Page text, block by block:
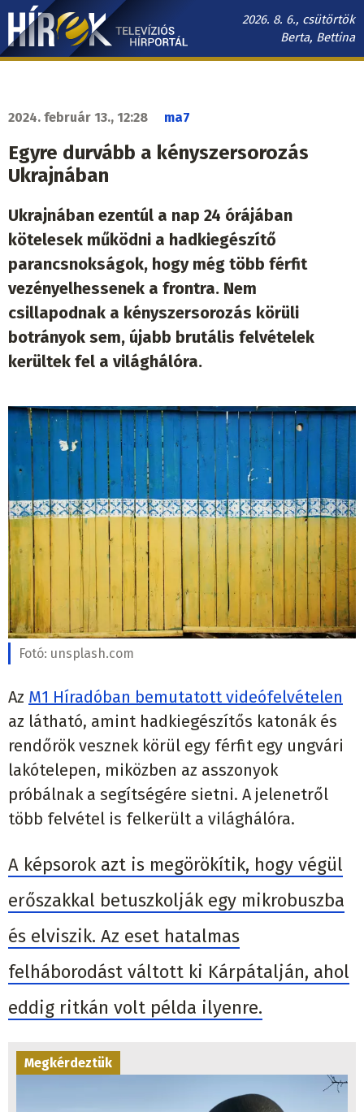
Ugrás
tartalomra
2026. 8. 6., csütörtök
Berta, Bettina
Hírek.sk
2024. február 13., 12:28 ma7
Egyre durvább a kényszersorozás
Ukrajnában
Ukrajnában ezentúl a nap 24 órájában
kötelesek működni a hadkiegészítő
parancsnokságok, hogy még több férfit
vezényelhessenek a frontra. Nem
csillapodnak a kényszersorozás körüli
botrányok sem, újabb brutális felvételek
kerültek fel a világhálóra.
Fotó: unsplash.com
Az M1 Híradóban bemutatott videófelvételen
az látható, amint hadkiegészítős katonák és
rendőrök vesznek körül egy férfit egy ungvári
lakótelepen, miközben az asszonyok
próbálnak a segítségére sietni. A jelenetről
több felvétel is felkerült a világhálóra.
A képsorok azt is megörökítik, hogy végül
erőszakkal betuszkolják egy mikrobuszba
és elviszik. Az eset hatalmas
felháborodást váltott ki Kárpátalján, ahol
eddig ritkán volt példa ilyenre.
Megkérdeztük